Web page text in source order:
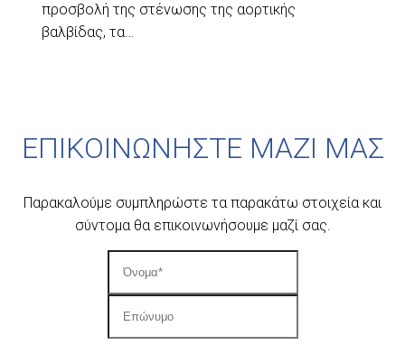
προσβολή της στένωσης της αορτικής
βαλβίδας, τα…
ΕΠΙΚΟΙΝΩΝΗΣΤΕ ΜΑΖΙ ΜΑΣ
Παρακαλούμε συμπληρώστε τα παρακάτω στοιχεία και
σύντομα θα επικοινωνήσουμε μαζί σας.